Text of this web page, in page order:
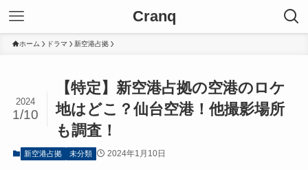
Cranq
ホーム ドラマ 新空港占拠
【特定】新空港占拠の空港のロケ
地はどこ？仙台空港！他撮影場所
も調査！
2024
1/10
新空港占拠 未分類 2024年1月10日